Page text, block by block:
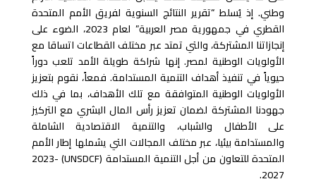
وطني. إذ يُسلط “تقرير النتائج السنوية لفريق الأمم المتحدة
القطري في جمهورية مصر العربية” لعام 2023، الضوء على
إنجازاتنا المشتركة، والتي تمتد عبر مختلف القطاعات اتساقا مع
الأولويات الوطنية لمصر. إنها شراكة طويلة الأمد تلعب دوراً
حيوياً في تنفيذ أهداف التنمية المستدامة. فمعاً، نقوم بتعزيز
الأولويات الوطنية المتوافقة مع تلك الأهداف، بما في ذلك
جهودنا المشتركة لضمان تعزيز رأس المال البشري مع التركيز
على الأطفال والشباب، والتنمية الاقتصادية الشاملة
والمستدامة بيئيا، عبر مختلف المجالات التي يشملها إطار الأمم
المتحدة للتعاون من أجل التنمية المستدامة (UNSDCF) 2023-
2027.